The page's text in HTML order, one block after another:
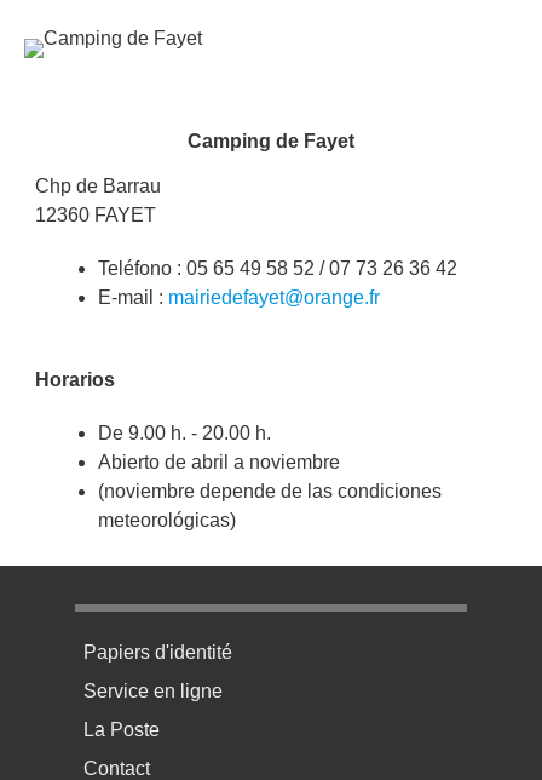
Imagen
Camping de Fayet
Chp de Barrau
12360 FAYET
Teléfono : 05 65 49 58 52 / 07 73 26 36 42
E-mail : mairiedefayet@orange.fr
Horarios
De 9.00 h. - 20.00 h.
Abierto de abril a noviembre
(noviembre depende de las condiciones
meteorológicas)
Menu pratique bas de page 1
Papiers d'identité
Service en ligne
La Poste
Contact